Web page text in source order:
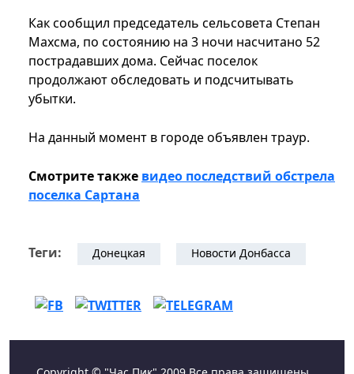
Как сообщил председатель сельсовета Степан
Махсма, по состоянию на 3 ночи насчитано 52
пострадавших дома. Сейчас поселок
продолжают обследовать и подсчитывать
убытки.
На данный момент в городе объявлен траур.
Смотрите также видео последствий обстрела
поселка Сартана
Теги: Донецкая Новости Донбасса